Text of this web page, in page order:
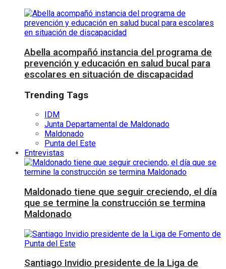
Abella acompañó instancia del programa de
prevención y educación en salud bucal para
escolares en situación de discapacidad
Trending Tags
IDM
Junta Departamental de Maldonado
Maldonado
Punta del Este
Entrevistas
Maldonado tiene que seguir creciendo, el día
que se termine la construcción se termina
Maldonado
Santiago Invidio presidente de la Liga de